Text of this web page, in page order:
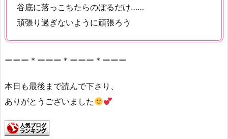
谷底に落っこちたらのぼるだけ……
頑張り過ぎないように頑張ろう
ーーー＊ーーー＊ーーー＊ーーー
本日も最後まで読んで下さり、
ありがとうございました